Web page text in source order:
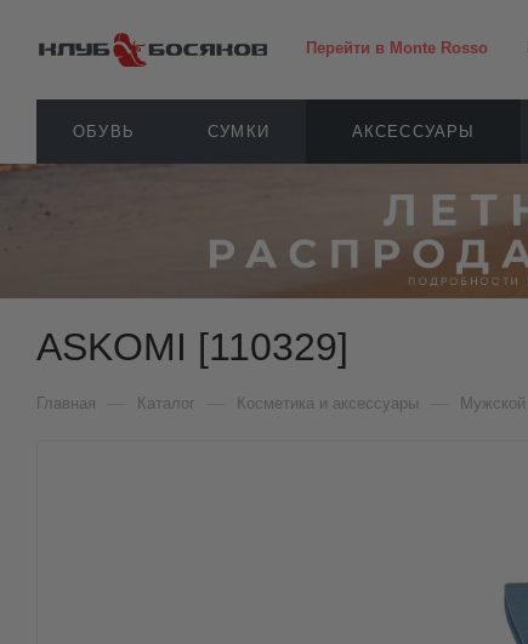
Перейти в Monte Rosso
ОБУВЬ СУМКИ АКСЕССУАРЫ
ASKOMI [110329]
Главная Каталог Косметика и аксессуары Мужской